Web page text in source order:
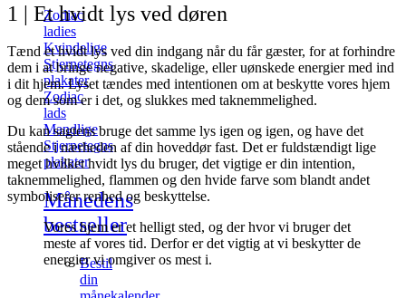
Zodiac
ladies
Kvindelige
Stjernetegns
plakater
Zodiac
lads
Mandlige
Stjernetegns
plakater
Månedens
bestseller
Bestil
din
1 | Et hvidt lys ved døren
Tænd et hvidt lys ved din indgang når du får gæster, for at forhindre
dem i at bringe negative, skadelige, eller uønskede energier med ind
i dit hjem. Lyset tændes med intentionen om at beskytte vores hjem
og dem som er i det, og slukkes med taknemmelighed.
Du kan sagtens bruge det samme lys igen og igen, og have det
stående i nærheden af din hoveddør fast. Det er fuldstændigt lige
meget hvilket hvidt lys du bruger, det vigtige er din intention,
taknemmelighed, flammen og den hvide farve som blandt andet
symboliserer renhed og beskyttelse.
Vores hjem er et helligt sted, og der hvor vi bruger det
meste af vores tid. Derfor er det vigtig at vi beskytter de
energier vi omgiver os mest i.